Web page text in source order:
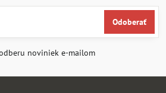
Odoberať
noviniek e-mailom